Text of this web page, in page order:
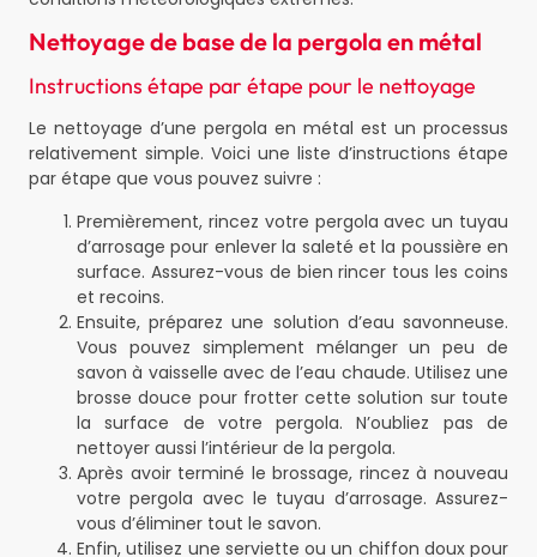
Nettoyage de base de la pergola en métal
Instructions étape par étape pour le nettoyage
Le nettoyage d’une pergola en métal est un processus
relativement simple. Voici une liste d’instructions étape
par étape que vous pouvez suivre :
Premièrement, rincez votre pergola avec un tuyau
d’arrosage pour enlever la saleté et la poussière en
surface. Assurez-vous de bien rincer tous les coins
et recoins.
Ensuite, préparez une solution d’eau savonneuse.
Vous pouvez simplement mélanger un peu de
savon à vaisselle avec de l’eau chaude. Utilisez une
brosse douce pour frotter cette solution sur toute
la surface de votre pergola. N’oubliez pas de
nettoyer aussi l’intérieur de la pergola.
Après avoir terminé le brossage, rincez à nouveau
votre pergola avec le tuyau d’arrosage. Assurez-
vous d’éliminer tout le savon.
Enfin, utilisez une serviette ou un chiffon doux pour